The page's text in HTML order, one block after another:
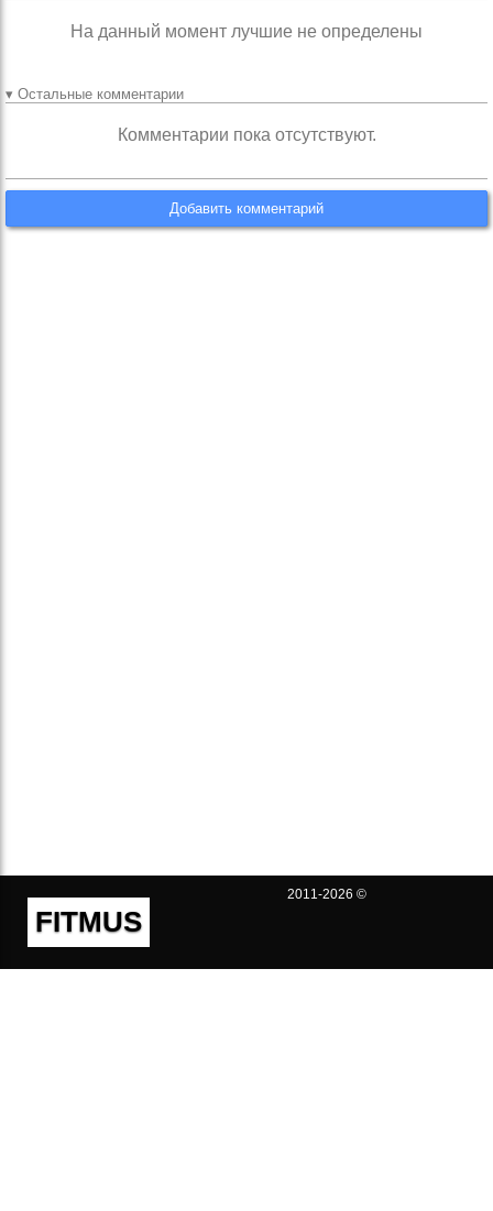
На данный момент лучшие не определены
▾ Остальные комментарии
Комментарии пока отсутствуют.
Добавить комментарий
FITMUS
2011-2026 ©